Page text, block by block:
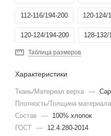
112-116/194-200 120-124/
120-124/194-200 128-132/
Таблица размеров
Характеристики
Ткань/Материал верха —
Плотность/Толщина материала
Состав
—
100% хлопок
ГОСТ — 12.4.280-2014